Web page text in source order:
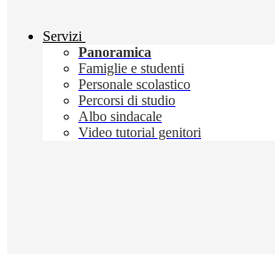
Servizi
Panoramica
Famiglie e studenti
Personale scolastico
Percorsi di studio
Albo sindacale
Video tutorial genitori